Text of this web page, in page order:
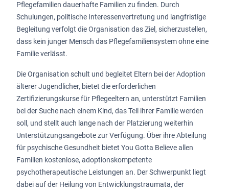
Pflegefamilien dauerhafte Familien zu finden. Durch
Schulungen, politische Interessenvertretung und langfristige
Begleitung verfolgt die Organisation das Ziel, sicherzustellen,
dass kein junger Mensch das Pflegefamiliensystem ohne eine
Familie verlässt.
Die Organisation schult und begleitet Eltern bei der Adoption
älterer Jugendlicher, bietet die erforderlichen
Zertifizierungskurse für Pflegeeltern an, unterstützt Familien
bei der Suche nach einem Kind, das Teil ihrer Familie werden
soll, und stellt auch lange nach der Platzierung weiterhin
Unterstützungsangebote zur Verfügung. Über ihre Abteilung
für psychische Gesundheit bietet You Gotta Believe allen
Familien kostenlose, adoptionskompetente
psychotherapeutische Leistungen an. Der Schwerpunkt liegt
dabei auf der Heilung von Entwicklungstraumata, der